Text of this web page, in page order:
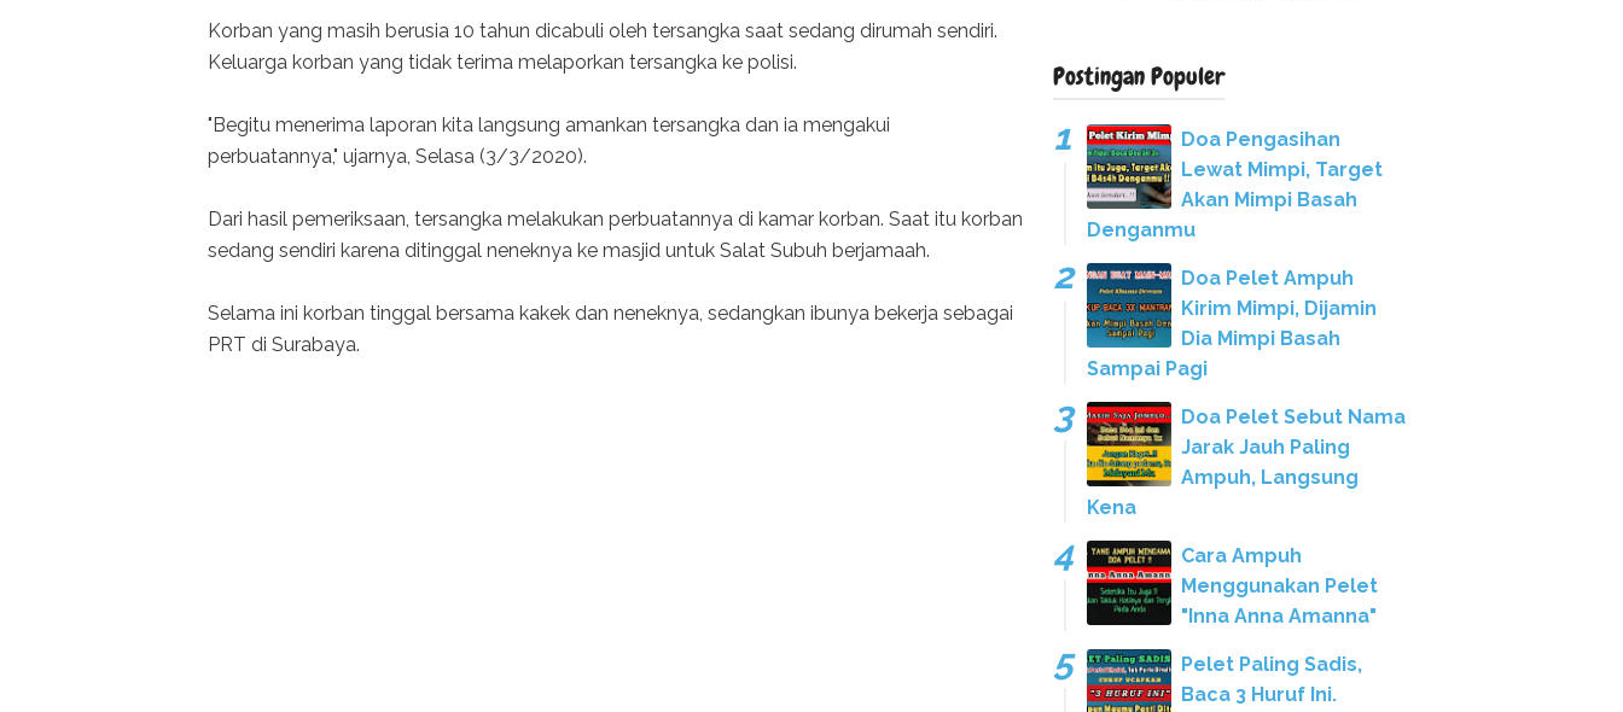
Korban yang masih berusia 10 tahun dicabuli oleh tersangka saat sedang dirumah sendiri.
Keluarga korban yang tidak terima melaporkan tersangka ke polisi.
"Begitu menerima laporan kita langsung amankan tersangka dan ia mengakui
perbuatannya," ujarnya, Selasa (3/3/2020).
Dari hasil pemeriksaan, tersangka melakukan perbuatannya di kamar korban. Saat itu korban
sedang sendiri karena ditinggal neneknya ke masjid untuk Salat Subuh berjamaah.
Selama ini korban tinggal bersama kakek dan neneknya, sedangkan ibunya bekerja sebagai
PRT di Surabaya.
Postingan Populer
Doa Pengasihan
Lewat Mimpi, Target
Akan Mimpi Basah
Denganmu
Doa Pelet Ampuh
Kirim Mimpi, Dijamin
Dia Mimpi Basah
Sampai Pagi
Doa Pelet Sebut Nama
Jarak Jauh Paling
Ampuh, Langsung
Kena
Cara Ampuh
Menggunakan Pelet
"Inna Anna Amanna"
Pelet Paling Sadis,
Baca 3 Huruf Ini.